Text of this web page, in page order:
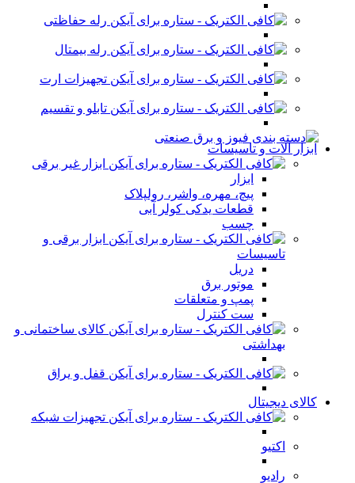
رله حفاظتی
رله بیمتال
تجهیزات ارت
تابلو و تقسیم
ابزار آلات و تاسیسات
ابزار غیر برقی
ابزار
پیچ، مهره، واشر، رولپلاک
قطعات یدکی کولر آبی
چسب
ابزار برقی و
تاسیسات
دریل
موتور برق
پمپ و متعلقات
ست کنترل
کالای ساختمانی و
بهداشتی
قفل و یراق
کالای دیجیتال
تجهیزات شبکه
اکتیو
رادیو